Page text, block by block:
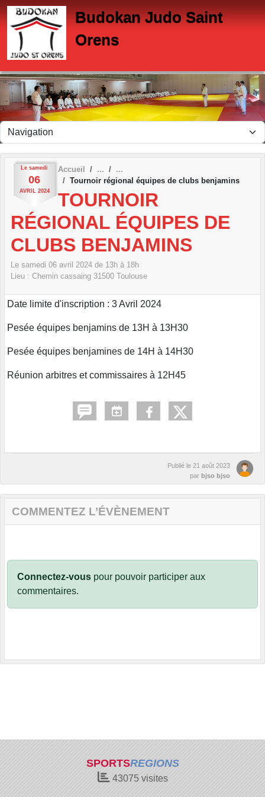
Budokan Judo Saint
Orens
Le samedi
06
AVRIL 2024
Accueil
Tournoir régional équipes de clubs benjamins
TOURNOIR
RÉGIONAL ÉQUIPES DE
CLUBS BENJAMINS
Le samedi 06 avril 2024 de 13h à 18h
Lieu : Chemin cassaing 31500 Toulouse
Date limite d'inscription : 3 Avril 2024
Pesée équipes benjamins de 13H à 13H30
Pesée équipes benjamines de 14H à 14H30
Réunion arbitres et commissaires à 12H45
Publié le 21 août 2023
par bjso bjso
COMMENTEZ L’ÉVÈNEMENT
Connectez-vous pour pouvoir participer aux
commentaires.
SPORTSREGIONS
43075visites
Panneau de gestion des cookies